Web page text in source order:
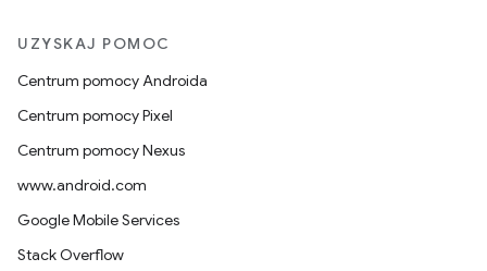
UZYSKAJ POMOC
Centrum pomocy Androida
Centrum pomocy Pixel
Centrum pomocy Nexus
www.android.com
Google Mobile Services
Stack Overflow